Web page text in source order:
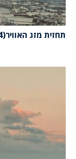
תחזית מזג האוויר(10/07/24): חם מהרגיל עד שרבי